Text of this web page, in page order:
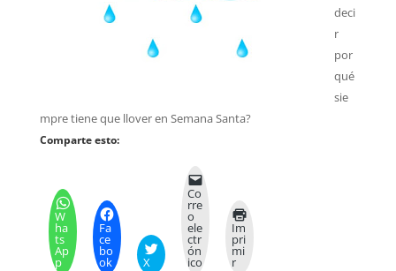
deci
r
por
qué
sie
mpre tiene que llover en Semana Santa?
Comparte esto:
W
ha
ts
Ap
p
Fa
ce
bo
ok X
Co
rre
o
ele
ctr
ón
ico
Im
pri
mi
r